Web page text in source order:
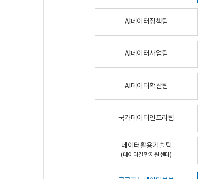
AI데이터정책팀
AI데이터사업팀
AI데이터확산팀
국가데이터인프라팀
데이터활용기술팀
(데이터결합지원센터)